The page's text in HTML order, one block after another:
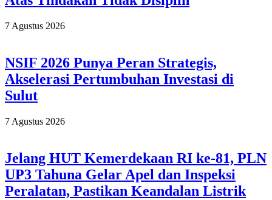
7 Agustus 2026
NSIF 2026 Punya Peran Strategis,
Akselerasi Pertumbuhan Investasi di
Sulut
7 Agustus 2026
Jelang HUT Kemerdekaan RI ke-81, PLN
UP3 Tahuna Gelar Apel dan Inspeksi
Peralatan, Pastikan Keandalan Listrik